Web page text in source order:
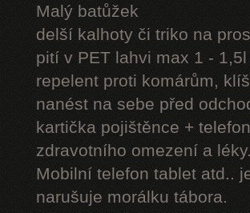
Malý batůžek
delší kalhoty či triko na
pití v PET lahvi max 1 -
repelent proti komárům,
nanést na sebe před
kartička pojištěnce +
zdravotního omezení a léky.
Mobilní telefon tablet atd..
narušuje morálku tábora.